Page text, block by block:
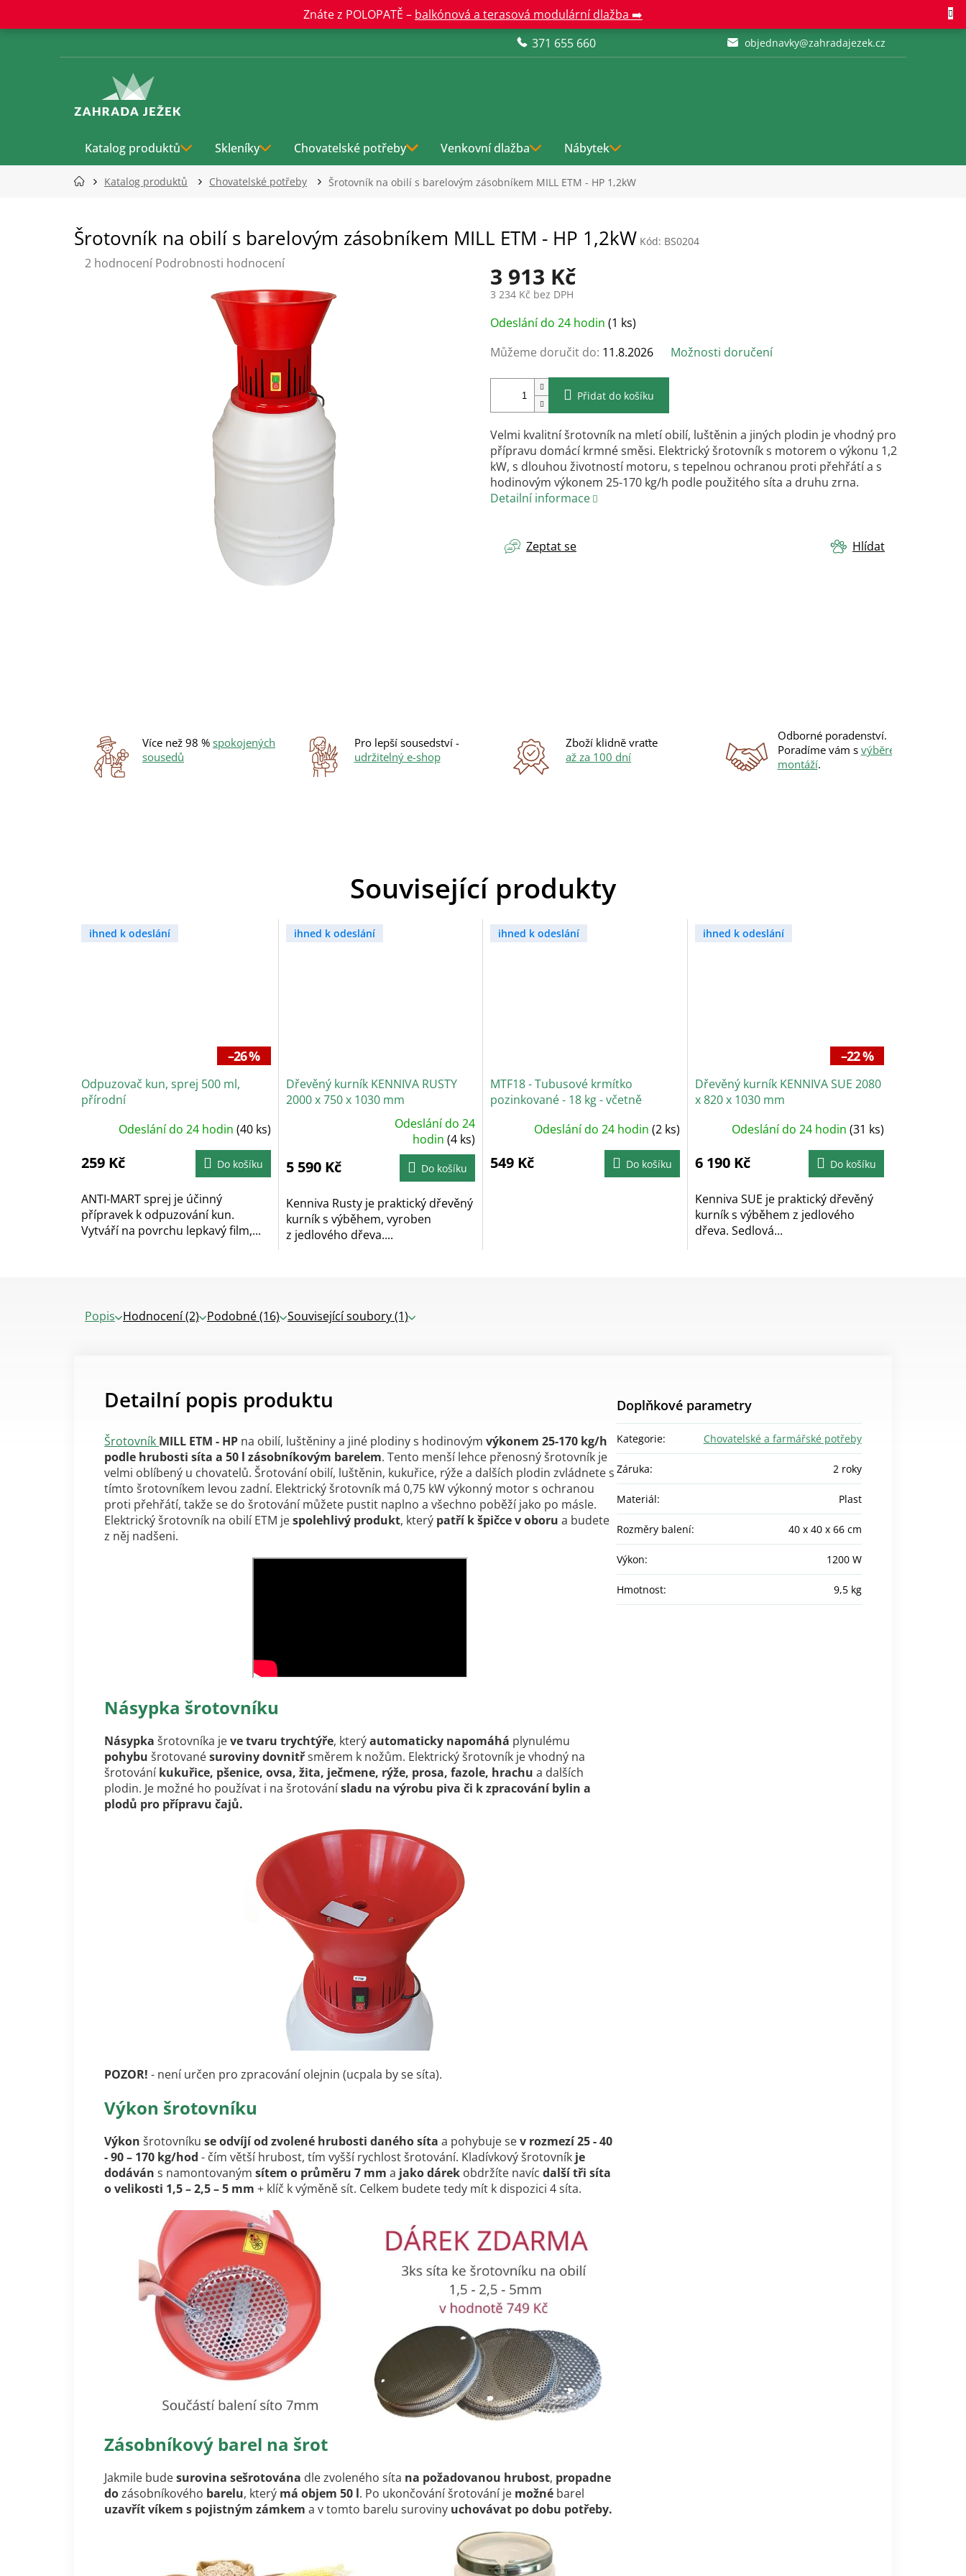
obsah
Znáte z POLOPATĚ – balkónová a terasová modulární dlažba ➡️
371 655 660
objednavky@zahradajezek.cz
Katalog produktů Skleníky Chovatelské potřeby Venkovní dlažba Nábytek
Katalog produktů Chovatelské potřeby Šrotovník na obilí s barelovým zásobníkem MILL ETM - HP 1,2kW
Šrotovník na obilí s barelovým zásobníkem MILL ETM - HP 1,2kW Kód: BS0204
Průměrné
hodnocení
2 hodnocení Podrobnosti hodnocení 3 913 Kč
3 234 Kč bez DPH
Měrná
cena:
Odeslání do 24 hodin (1 ks)
Můžeme doručit do: 11.8.2026 Možnosti doručení
Přidat do košíku
Velmi kvalitní šrotovník na mletí obilí, luštěnin a jiných plodin je vhodný pro
přípravu domácí krmné směsi. Elektrický šrotovník s motorem o výkonu 1,2
kW, s dlouhou životností motoru, s tepelnou ochranou proti přehřátí a s
hodinovým výkonem 25-170 kg/h podle použitého síta a druhu zrna.
Detailní informace
Zeptat se Hlídat
Více než 98 % spokojených
sousedů
Pro lepší sousedství -
udržitelný e-shop
Zboží klidně vraťte
až za 100 dní
Odborné poradenství.
Poradíme vám s výběrem
montáží.
Související produkty
ihned k odeslání
–26 %
Odpuzovač kun, sprej 500 ml,
přírodní
Odeslání do 24 hodin (40 ks)
259 Kč Do košíku
ANTI-MART sprej je účinný
přípravek k odpuzování kun.
Vytváří na povrchu lepkavý film,...
ihned k odeslání
Dřevěný kurník KENNIVA RUSTY
2000 x 750 x 1030 mm
4,5
z
Odeslání do 24
hodin(4 ks)
5 590 Kč Do košíku
Kenniva Rusty je praktický dřevěný
kurník s výběhem, vyroben
z jedlového dřeva....
ihned k odeslání
MTF18 - Tubusové krmítko
pozinkované - 18 kg - včetně
Odeslání do 24 hodin (2 ks)
549 Kč Do košíku
ihned k odeslání
–22 %
Dřevěný kurník KENNIVA SUE 2080
x 820 x 1030 mm
Odeslání do 24 hodin (31 ks)
6 190 Kč Do košíku
Kenniva SUE je praktický dřevěný
kurník s výběhem z jedlového
dřeva. Sedlová...
Popis Podobné (16) Související soubory (1)
Hodnocení (2)
Detailní popis produktu
Šrotovník MILL ETM - HP na obilí, luštěniny a jiné plodiny s hodinovým výkonem 25-170 kg/h
podle hrubosti síta a 50 l zásobníkovým barelem. Tento menší lehce přenosný šrotovník je
velmi oblíbený u chovatelů. Šrotování obilí, luštěnin, kukuřice, rýže a dalších plodin zvládnete s
tímto šrotovníkem levou zadní. Elektrický šrotovník má 0,75 kW výkonný motor s ochranou
proti přehřátí, takže se do šrotování můžete pustit naplno a všechno poběží jako po másle.
Elektrický šrotovník na obilí ETM jespolehlivý produkt, který patří k špičce v oboru a budete
z něj nadšeni.
Násypka šrotovníku
Násypka šrotovníka jeve tvaru trychtýře, kterýautomaticky napomáhá plynulému
pohybu šrotovanésuroviny dovnitřsměrem k nožům. Elektrický šrotovník je vhodný na
šrotováníkukuřice, pšenice, ovsa, žita, ječmene, rýže, prosa, fazole, hrachu a dalších
plodin. Je možné ho používat i na šrotovánísladu na výrobu piva či k zpracování bylin a
plodů pro přípravu čajů.
POZOR! - není určen pro zpracování olejnin (ucpala by se síta).
Výkon šrotovníku
Výkon šrotovníku se odvíjí od zvolené hrubosti daného síta a pohybuje sev rozmezí 25 - 40
- 90 – 170 kg/hod - čím větší hrubost, tím vyšší rychlost šrotování. Kladívkový šrotovník je
dodáván s namontovaným sítem o průměru 7 mm a jako dárek obdržíte navíc další tři síta
o velikosti 1,5 – 2,5 – 5 mm + klíč k výměně sít. Celkem budete tedy mít k dispozici 4 síta.
Zásobníkový barel na šrot
Jakmile budesurovina sešrotována dle zvoleného síta na požadovanou hrubost, propadne
dozásobníkového barelu, který má objem 50 l. Po ukončování šrotování je možné barel
uzavřít víkem s pojistným zámkem a v tomto barelu suroviny uchovávat po dobu potřeby.
Doplňkové parametry
Kategorie: Chovatelské a farmářské potřeby
Záruka: 2 roky
Materiál: Plast
Rozměry balení: 40 x 40 x 66 cm
Výkon: 1200 W
Hmotnost: 9,5 kg